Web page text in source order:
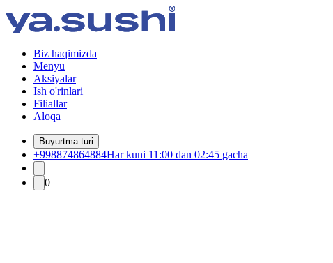
Biz haqimizda
Menyu
Aksiyalar
Ish o'rinlari
Filiallar
Aloqa
Buyurtma turi
+998874864884Har kuni 11:00 dan 02:45 gacha
0